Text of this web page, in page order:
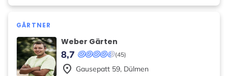
GÄRTNER
Weber Gärten
(45)
8,7
place Gausepatt 59, Dülmen